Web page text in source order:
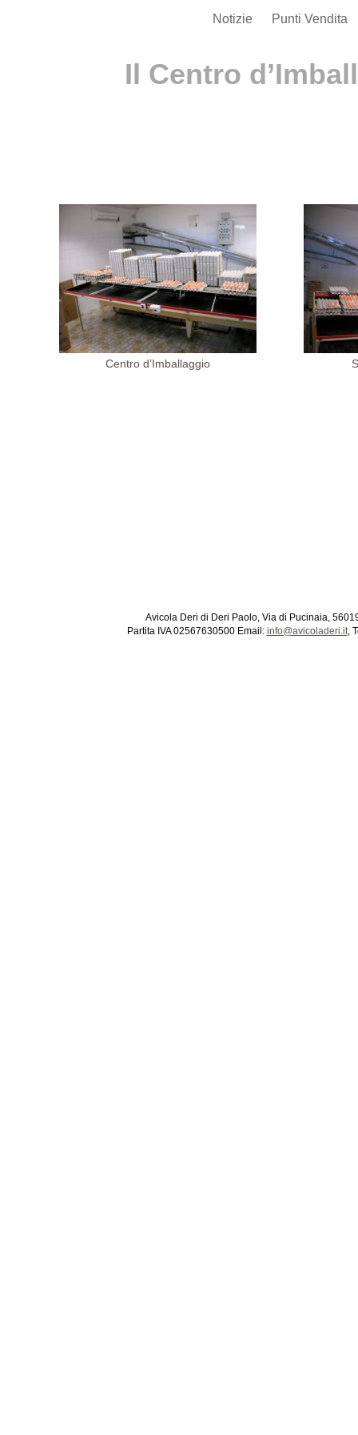
Notizie Punti Vendita
Il Centro
Centro d’Imballaggio
Avicola Deri di Deri Paolo, Via di Pucinaia,
Partita IVA 02567630500 Email: info@avicoladeri.it,